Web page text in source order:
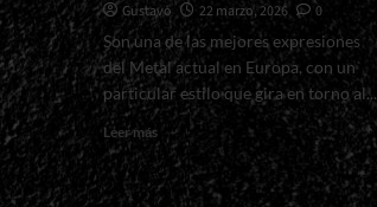
Gustavo 22 marzo, 2026
0
Son una de las mejores expresiones
del Metal actual en Europa, con un
particular estilo que gira en torno al...
Leer más Read
more
about
<small>Entrevista